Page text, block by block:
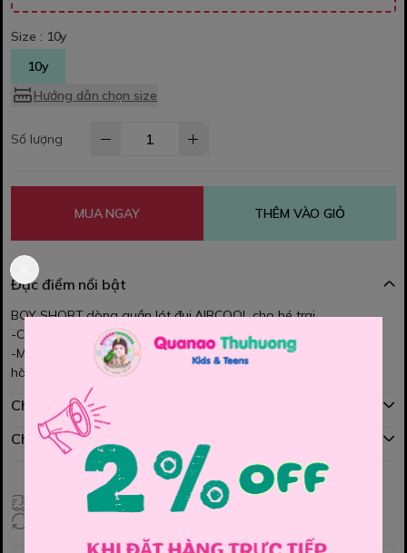
Size : 10y
10y
Hướng dẫn chọn size
Số lượng
MUA NGAY THÊM VÀO GIỎ
Đặc điểm nổi bật
BOY SHORT dòng quần lót đui AIRCOOL cho bé trai.
-Chất thun mềm, mịn, rất tháng mát mà cực êm.
-Một set quần tuyệt vời đồng hành cùng bé trong hoạt đông
hàng ngày ạ
Chính sách mua hàng
Chính sách đổi hàng
Giao hàng toàn quốc